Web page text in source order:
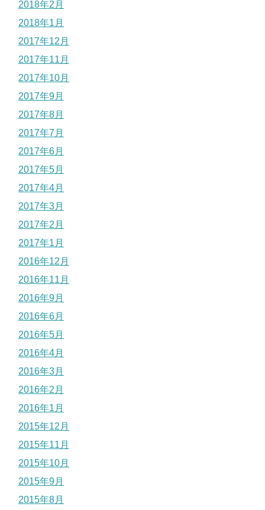
2018年2月
2018年1月
2017年12月
2017年11月
2017年10月
2017年9月
2017年8月
2017年7月
2017年6月
2017年5月
2017年4月
2017年3月
2017年2月
2017年1月
2016年12月
2016年11月
2016年9月
2016年6月
2016年5月
2016年4月
2016年3月
2016年2月
2016年1月
2015年12月
2015年11月
2015年10月
2015年9月
2015年8月